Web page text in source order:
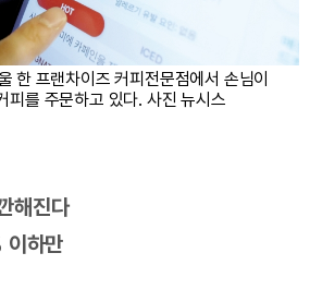
한 프랜차이즈 커피전문점에서 손님이
피를 주문하고 있다. 사진 뉴시스
해진다
이하만